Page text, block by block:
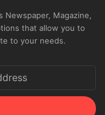
Newspaper, Magazine,
that allow you to
to your needs.